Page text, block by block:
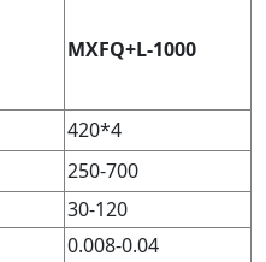
MXFQ+L-1000
420*4
250-700
30-120
0.008-0.04